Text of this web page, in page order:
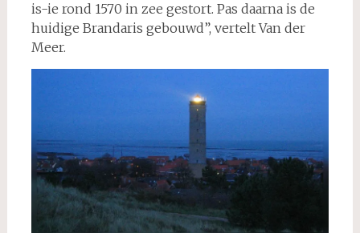
is-ie rond 1570 in zee gestort. Pas daarna is de
huidige Brandaris gebouwd”, vertelt Van der
Meer.